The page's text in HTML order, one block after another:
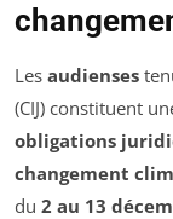
Les audienses
(CIJ) constituent
obligations
changement
du 2 au 13